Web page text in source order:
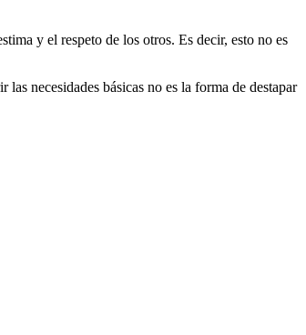
y el respeto de los otros. Es decir, esto no es
necesidades básicas no es la forma de destapar